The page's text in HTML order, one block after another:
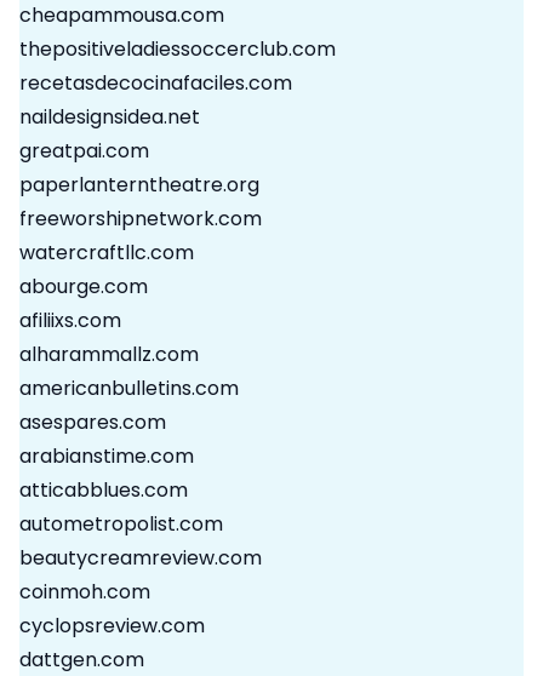
cheapammousa.com
thepositiveladiessoccerclub.com
recetasdecocinafaciles.com
naildesignsidea.net
greatpai.com
paperlanterntheatre.org
freeworshipnetwork.com
watercraftllc.com
abourge.com
afiliixs.com
alharammallz.com
americanbulletins.com
asespares.com
arabianstime.com
atticabblues.com
autometropolist.com
beautycreamreview.com
coinmoh.com
cyclopsreview.com
dattgen.com